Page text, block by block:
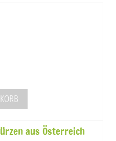
aus Österreich